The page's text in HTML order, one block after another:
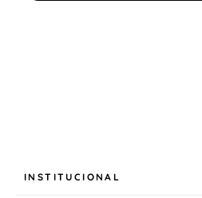
INSTITUCIONAL